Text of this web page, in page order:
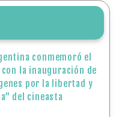
conmemoró el
la inauguración de
por la libertad y
del cineasta